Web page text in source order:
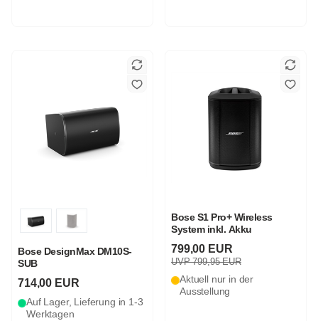
Bose DesignMax DM10S-
SUB
714,00 EUR
Auf Lager, Lieferung in 1-3
Werktagen
Bose S1 Pro+ Wireless
System inkl. Akku
799,00 EUR
UVP 799,95 EUR
Aktuell nur in der
Ausstellung